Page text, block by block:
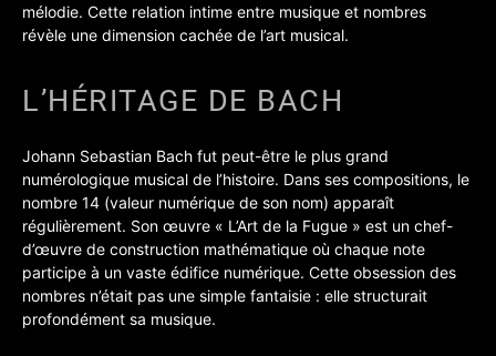
mélodie. Cette relation intime entre musique et nombres
révèle une dimension cachée de l’art musical.
L’HÉRITAGE DE BACH
Johann Sebastian Bach fut peut-être le plus grand
numérologique musical de l’histoire. Dans ses compositions, le
nombre 14 (valeur numérique de son nom) apparaît
régulièrement. Son œuvre « L’Art de la Fugue » est un chef-
d’œuvre de construction mathématique où chaque note
participe à un vaste édifice numérique. Cette obsession des
nombres n’était pas une simple fantaisie : elle structurait
profondément sa musique.